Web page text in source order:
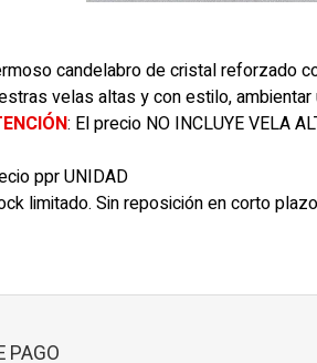
candelabro de cristal reforzado
velas altas y con estilo,
: El precio NO INCLUYE VELA
ppr UNIDAD
limitado. Sin reposición en corto plazo
PAGO